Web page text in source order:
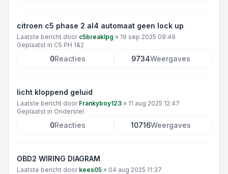
citroen c5 phase 2 al4 automaat geen lock up
Laatste bericht door c5breaklpg » 19 sep 2025 09:49
Geplaatst in C5 PH 1&2
0Reacties 9734Weergaves
licht kloppend geluid
Laatste bericht door Frankyboy123 » 11 aug 2025 12:47
Geplaatst in Onderstel
0Reacties 10716Weergaves
OBD2 WIRING DIAGRAM
Laatste bericht door kees05 » 04 aug 2025 11:37